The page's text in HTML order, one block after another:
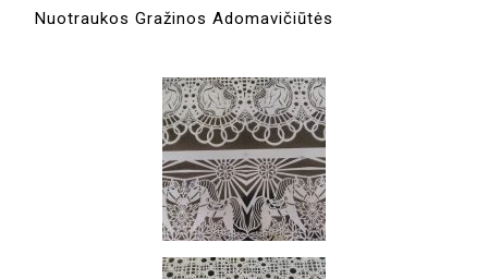
Nuotraukos Gražinos Adomavičiūtės